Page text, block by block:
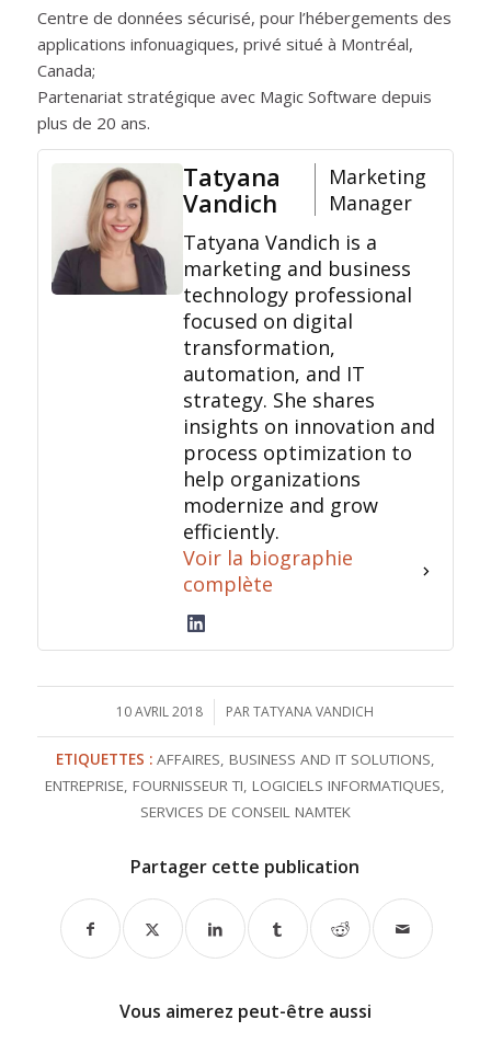
Centre de données sécurisé, pour l’hébergements des
applications infonuagiques, privé situé à Montréal,
Canada;
Partenariat stratégique avec Magic Software depuis
plus de 20 ans.
Tatyana
Vandich
Marketing
Manager
Tatyana Vandich is a
marketing and business
technology professional
focused on digital
transformation,
automation, and IT
strategy. She shares
insights on innovation and
process optimization to
help organizations
modernize and grow
efficiently.
Voir la biographie
complète
10 AVRIL 2018
/ PARTATYANA VANDICH
ETIQUETTES : AFFAIRES, BUSINESS AND IT SOLUTIONS,
ENTREPRISE,FOURNISSEUR TI,LOGICIELS INFORMATIQUES,
SERVICES DE CONSEIL NAMTEK
Partager cette publication
Vous aimerez peut-être aussi